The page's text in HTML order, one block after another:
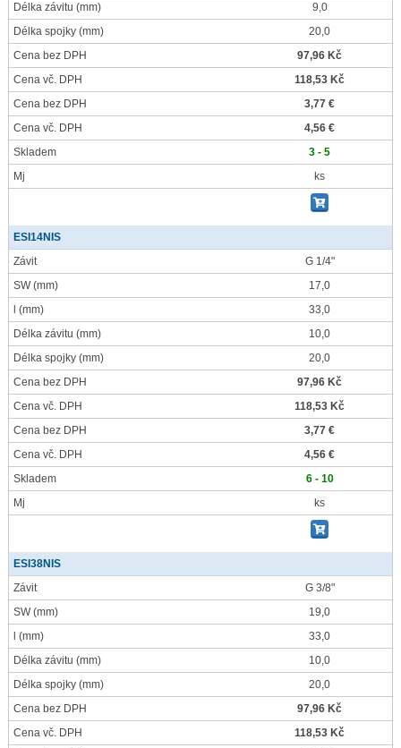
Délka závitu (mm)
9,0
Délka spojky (mm)
20,0
Cena bez DPH
97,96 Kč
Cena vč. DPH
118,53 Kč
Cena bez DPH
3,77 €
Cena vč. DPH
4,56 €
Skladem
3 - 5
Mj
ks
ESI14NIS
Závit
G 1/4"
SW(mm)
17,0
(mm)
33,0
Délka závitu (mm)
10,0
Délka spojky (mm)
20,0
Cena bez DPH
97,96 Kč
Cena vč. DPH
118,53 Kč
Cena bez DPH
3,77 €
Cena vč. DPH
4,56 €
Skladem
6 - 10
Mj
ks
ESI38NIS
Závit
G 3/8"
SW(mm)
19,0
(mm)
33,0
Délka závitu (mm)
10,0
Délka spojky (mm)
20,0
Cena bez DPH
97,96 Kč
Cena vč. DPH
118,53 Kč